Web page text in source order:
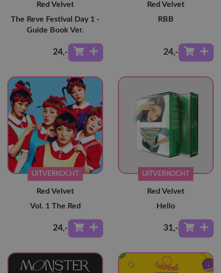
Red Velvet
The Reve Festival Day 1 -
Guide Book Ver.
24,-
Red Velvet
RBB
24,-
UITVERKOCHT
Red Velvet
Vol. 1 The Red
24,-
UITVERKOCHT
Red Velvet
Hello
31,-